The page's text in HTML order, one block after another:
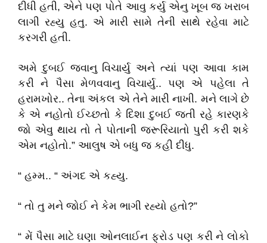
દીધી હતી, એને પણ પોતે આવુ કર્યુ એનુ ખૂબ જ ખરાબ
લાગી રહ્યુ હતુ. એ મારી સામે તેની સાથે રહેવા માટે
કરગરી હતી.
અમે દુબઈ જવાનુ વિચાર્યુ અને ત્યાં પણ આવા કામ
કરી ને પૈસા મેળવવાનુ વિચાર્યુ.. પણ એ પહેલા તે
હરામખોર.. તેના અંકલ એ તેને મારી નાખી. મને લાગે છે
કે એ નહોતો ઈચ્છતો કે દિશા દુબઈ જતી રહે કારણકે
જો એવુ થાય તો તે પોતાની જરૂરિયાતો પુરી કરી શકે
એમ નહોતો.” આલુષ એ બધુ જ કહી દીધુ.
“ હમ્મ.. “ અંગદ એ કહ્યુ.
“ તો તુ મને જોઈ ને કેમ ભાગી રહ્યો હતો?”
“ મેં પૈસા માટે ઘણા ઓનલાઈન ફ્રોડ પણ કરી ને લોકો